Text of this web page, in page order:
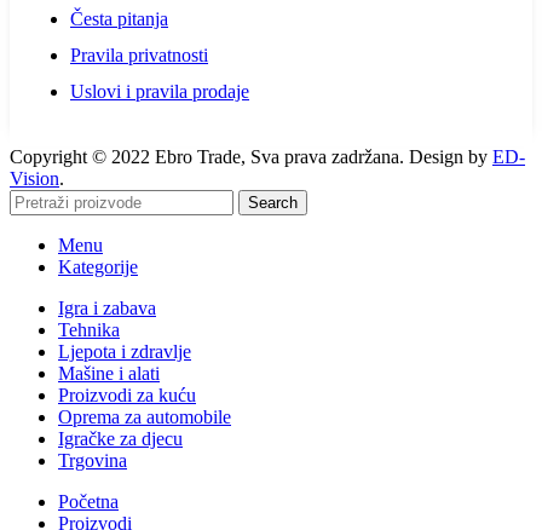
Česta pitanja
Pravila privatnosti
Uslovi i pravila prodaje
Copyright © 2022 Ebro Trade, Sva prava zadržana. Design by ED-
Vision.
Search
Menu
Kategorije
Igra i zabava
Tehnika
Ljepota i zdravlje
Mašine i alati
Proizvodi za kuću
Oprema za automobile
Igračke za djecu
Trgovina
Početna
Proizvodi